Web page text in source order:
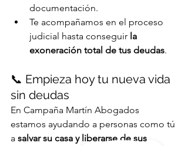
documentación.
Te acompañamos en el proceso
judicial hasta conseguir la
exoneración total de tus deudas.
📞 Empieza hoy tu nueva vida
sin deudas
En Campaña Martín Abogados
estamos ayudando a personas como tú
a salvar su casa y liberarse de sus